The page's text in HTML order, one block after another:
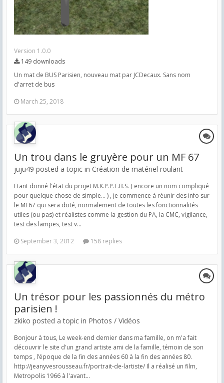
Version 1.0.0
149 downloads
Un mat de BUS Parisien, nouveau mat par JCDecaux. Sans nom
d'arret de bus
March 25, 2018
Un trou dans le gruyère pour un MF 67
juju49 posted a topic in Création de matériel roulant
Etant donné l'état du projet M.K.P.P.F.B.S. ( encore un nom compliqué
pour quelque chose de simple... ) , je commence à réunir des info sur
le MF67 qui sera doté, normalement de toutes les fonctionnalités
utiles (ou pas) et réalistes comme la gestion du PA, la CMC, vigilance,
test des lampes, test v...
September 3, 2012
158 replies
Un trésor pour les passionnés du métro
parisien !
zkiko posted a topic in Photos / Vidéos
Bonjour à tous, Le week-end dernier dans ma famille, on m'a fait
découvrir le site d'un grand artiste ami de la famille, témoin de son
temps , l’époque de la fin des années 60 à la fin des années 80.
http://jeanyvesrousseau.fr/portrait-de-lartiste/ Il a réalisé un film,
Metropolis 1966 à l'avant...